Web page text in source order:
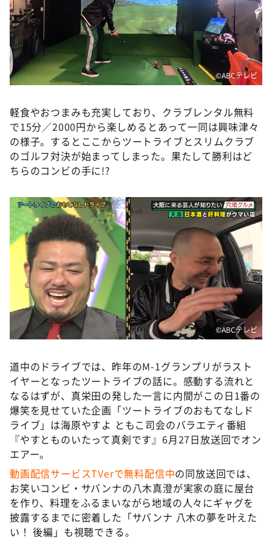
©ABCテレビ
軽食やおつまみも充実しており、クラブレンタル無料
で15分／2000円から楽しめるとあって一同は興味津々
の様子。するとここからツートライブとスリムクラブ
のゴルフ対決が始まってしまった。果たして勝利はど
ちらのコンビの手に!?
©ABCテレビ
道中のドライブでは、昨年のM-1グランプリがラスト
イヤーとなったツートライブの話に。感動する流れと
なるはずが、真栄田の発した一言に内間がこの日1番の
爆笑を見せていた企画「ツートライブのおもてなしド
ライブ」は海原やすよ ともこ司会のバラエティ番組
『やすとものいたって真剣です』6月27日放送回でオン
エアー。
動画配信サービスTVerで無料配信中の同放送回では、
お笑いコンビ・サバンナの八木真澄が実家の庭に屋台
を作り、料理をふるまいながら地域の人々にギャグを
披露するまでに密着した「サバンナ 八木の夢を叶えた
い！ 後編」も視聴できる。